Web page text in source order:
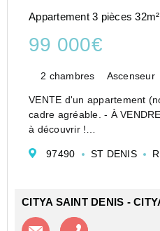
Appartement 3 pièces
99 000€
2 chambres Ascenseur
VENTE d'un appartement
cadre agréable. - À
à découvrir !
séduire par son potentiel et
97490 ST DENIS
CITYA SAINT DENIS -
Contacter l'agence